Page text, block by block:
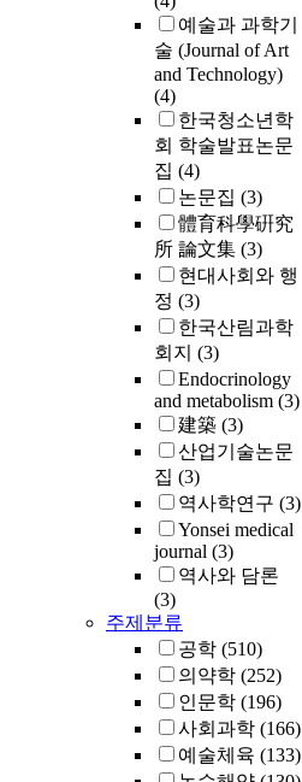
예술과 과학기
술 (Journal of Art
and Technology)
(4)
한국청소년학
회 학술발표논문
집 (4)
논문집 (3)
體育科學硏究
所 論文集 (3)
현대사회와 행
정 (3)
한국산림과학
회지 (3)
Endocrinology
and metabolism (3)
建築 (3)
산업기술논문
집 (3)
역사학연구 (3)
Yonsei medical
journal (3)
역사와 담론
(3)
주제분류
공학 (510)
의약학 (252)
인문학 (196)
사회과학 (166)
예술체육 (133)